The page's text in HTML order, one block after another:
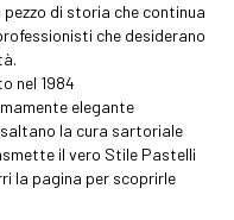
di storia che continua
che desiderano
nel 1984
elegante
la cura sartoriale
il vero Stile Pastelli
la pagina per scoprirle